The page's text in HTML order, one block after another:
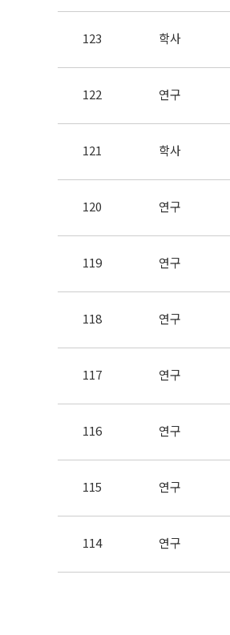
123 학사
122 연구
121 학사
120 연구
119 연구
118 연구
117 연구
116 연구
115 연구
114 연구